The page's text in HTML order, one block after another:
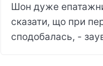
Шон дуже
сказати, що при
сподобалась, -